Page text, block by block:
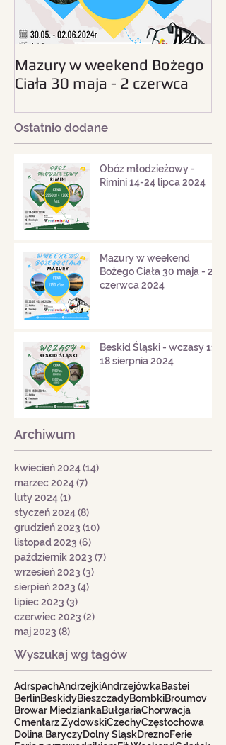
Mazury w weekend Bożego
Ciała 30 maja - 2 czerwca
Ostatnio dodane
Obóz młodzieżowy -
Rimini 14-24 lipca 2024
Mazury w weekend
Bożego Ciała 30 maja - 2
czerwca 2024
Beskid Śląski - wczasy 11-
18 sierpnia 2024
Archiwum
kwiecień 2024(14)
marzec 2024(7)
luty 2024(1)
styczeń 2024(8)
grudzień 2023 (10)
listopad 2023 (6)
październik 2023 (7)
wrzesień 2023 (3)
sierpień 2023 (4)
lipiec 2023 (3)
czerwiec 2023 (2)
maj 2023 (8)
Wyszukaj wg tagów
AdrspachAndrzejkiAndrzejówkaBastei
BerlinBeskidyBieszczadyBombkiBroumov
Browar MiedziankaBułgariaChorwacja
Cmentarz ŻydowskiCzechyCzęstochowa
Dolina BaryczyDolny ŚląskDreznoFerie